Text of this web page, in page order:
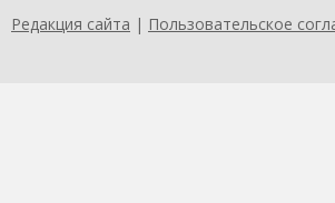
Редакция сайта | Пользовательское